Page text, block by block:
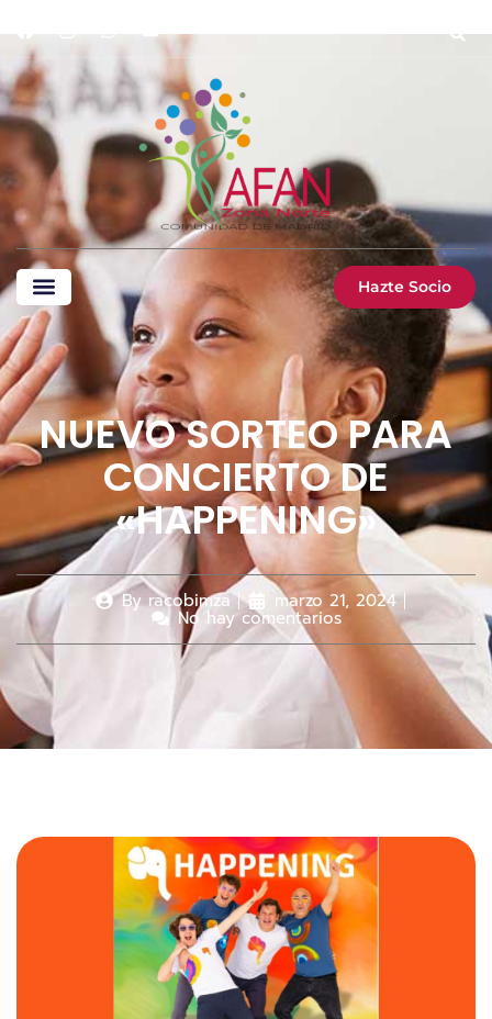
Hazte Socio
NUEVO SORTEO PARA
CONCIERTO DE
«HAPPENING»
Byracobimza marzo 21, 2024
No hay comentarios